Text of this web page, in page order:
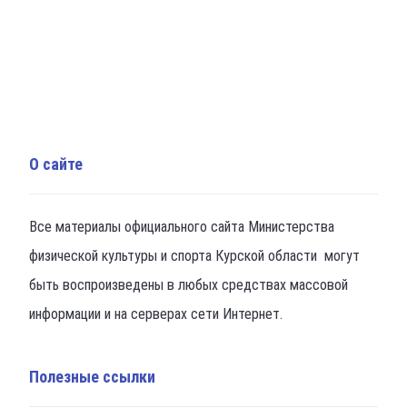
О сайте
Все материалы официального сайта Министерства
физической культуры и спорта Курской области могут
быть воспроизведены в любых средствах массовой
информации и на серверах сети Интернет.
Полезные ссылки